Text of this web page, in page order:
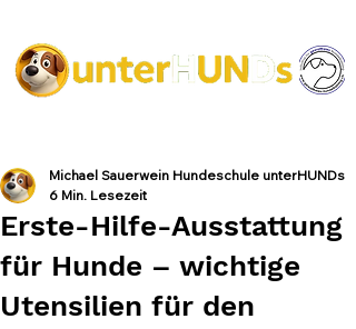
Erste-Hilfe-Ausstattung
für Hunde – wichtige
Utensilien für den
Michael Sauerwein Hundeschule unterHUNDs
6 Min. Lesezeit